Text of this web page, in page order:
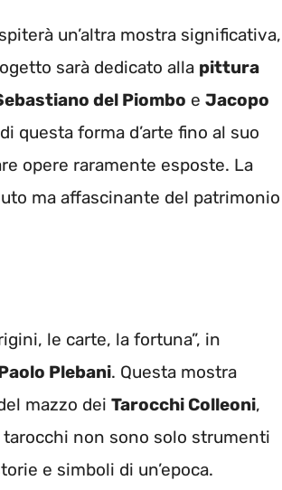
un’altra mostra significativa,
sarà dedicato alla pittura
del Piombo e Jacopo
questa forma d’arte fino al suo
opere raramente esposte. La
ma affascinante del patrimonio
le carte, la fortuna”, in
Plebani. Questa mostra
mazzo dei Tarocchi Colleoni,
tarocchi non sono solo strumenti
e simboli di un’epoca.